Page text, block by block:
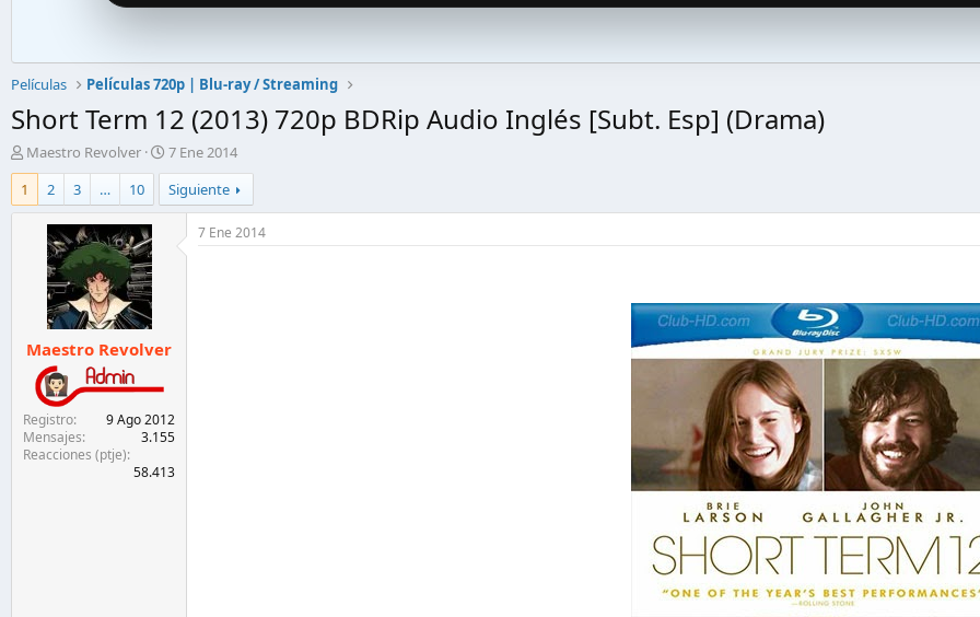
Películas Películas 720p | Blu-ray / Streaming
Short Term 12 (2013) 720p BDRip Audio Inglés [Subt. Esp] (Drama)
A
u
t
o
m
Maestro Revolver
F
e
c
h
c
7 Ene 2014
1
2 3 … 10 Siguiente
Maestro Revolver
Registro
9 Ago 2012
Mensajes
3.155
Reacciones (ptje)
58.413
7 Ene 2014